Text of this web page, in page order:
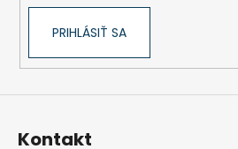
PRIHLÁSIŤ SA
Kontakt